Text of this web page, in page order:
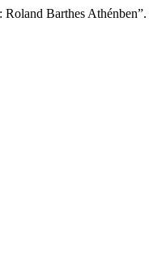
Barthes Athénben”.